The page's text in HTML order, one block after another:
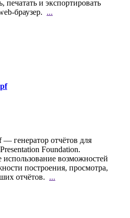
печатать и экспортировать
браузер. ...
— генератор отчётов для
Foundation.
возможностей
построения, просмотра,
отчётов. ...